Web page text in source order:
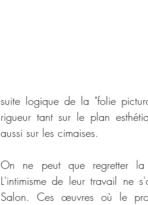
suite logique de la "folie
rigueur tant sur le plan
aussi sur les cimaises.
On ne peut que regretter la
L'intimisme de leur travail ne
Salon. Ces œuvres où le